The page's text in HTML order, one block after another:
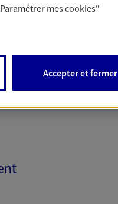
mescookies"
Accepter et fermer